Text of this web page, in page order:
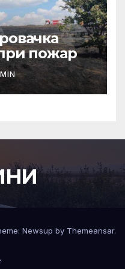
пожар
Newsup by Themeansar.